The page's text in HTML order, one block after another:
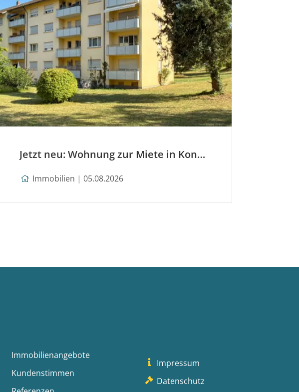
Jetzt neu: Wohnung zur Miete in Konstanz
Immobilien | 05.08.2026
Immobilienangebote
Kundenstimmen
Impressum
Datenschutz